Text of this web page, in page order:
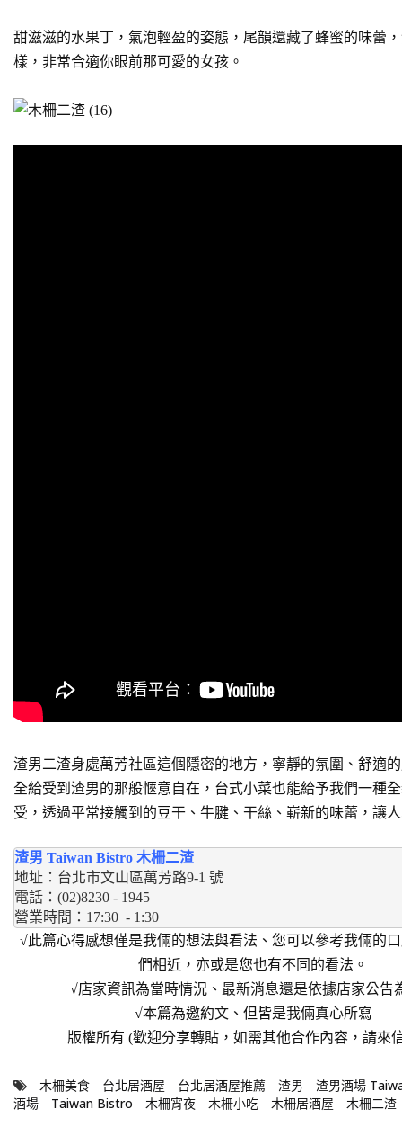
甜滋滋的水果丁，氣泡輕盈的姿態，尾韻還藏了蜂蜜的味蕾
樣，非常合適你眼前那可愛的女孩。
渣男二渣身處萬芳社區這個隱密的地方，寧靜的氛圍、舒適
全給受到渣男的那般愜意自在，台式小菜也能給予我們一種
受，透過平常接觸到的豆干、牛腱、干絲、嶄新的味蕾，讓
渣男 Taiwan Bistro 木柵二渣
地址：台北市文山區萬芳路9-1 號
電話：(02)8230 - 1945
營業時間：17:30  - 1:30
√此篇心得感想僅是我倆的想法與看法、您可以參考我倆的
們相近，亦或是您也有不同的看法。
√店家資訊為當時情況、最新消息還是依據店家公告
√本篇為邀約文、但皆是我倆真心所寫
版權所有 (歡迎分享轉貼，如需其他合作內容，請來
木柵美食 台北居酒屋 台北居酒屋推薦 渣男
渣男酒場
酒場
Taiwan Bistro 木柵宵夜 木柵小吃 木柵居酒屋 木柵二渣